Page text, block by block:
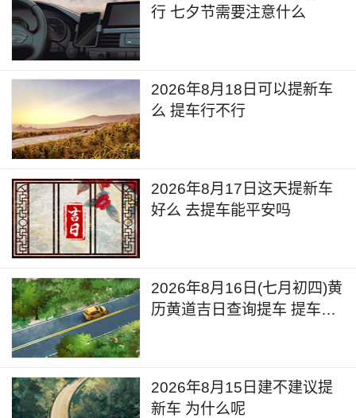
行 七夕节需要注意什么
2026年8月18日可以提新车
么 提车行不行
2026年8月17日这天提新车
好么 去提车能平安吗
2026年8月16日(七月初四)黄
历黄道吉日查询提车 提车好
2026年8月15日建不建议提
新车 为什么呢